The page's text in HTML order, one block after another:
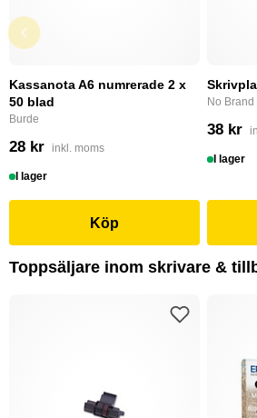
Kassanota A6 numrerade 2 x
50 blad
Burde
28 kr inkl. moms
I lager
Köp
No Brand
38 kr
I lager
Toppsäljare inom skrivare &